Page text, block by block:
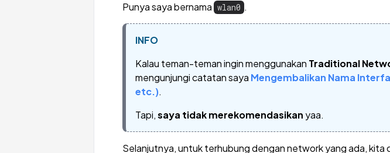
Punya saya bernama wlan0 .
INFO
Kalau teman-teman ingin menggunakan Traditional
mengunjungi catatan saya Mengembalikan Nama
etc.).
Tapi,saya tidak merekomendasikan yaa.
Selanjutnya, untuk terhubung dengan network yang ada, kita